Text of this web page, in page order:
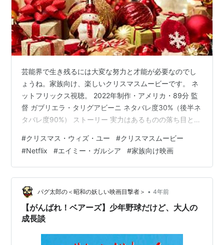
芸能界で生き残るには大変な努力と才能が必要なのでし
ょうね。家族向け、楽しいクリスマスムービーです。 ネ
ットフリックス視聴。 2022年制作・アメリカ・89分 監
督 ガブリエラ・タリグアビーニ ネタバレ度30%（後半ネ
タバレ度90%） ストーリー 実力はあるものの落ち目と言
ー・ガルシア）。 クリスマスのイベントのため、新曲を
作る必要があるけれど・・良い曲が浮かんでこない。 こ
んな感じ、楽しい家族向けのクリスマス映画です。 悪人
も登場せず、最後まで明るく子供と一緒に歌ったり踊っ
たり。 ラストはお約束のハッピーエンド！ もっと知りた
い方 ↓ ↓ ↓ 8…
#クリスマス・ウィズ・ユー #クリスマスムービー
#Netflix #エイミー・ガルシア #家族向け映画
パグ太郎の＜昭和の妖しい映画目撃者＞ • 4年前
【がんばれ！ベアーズ】少年野球だけど、大人の
成長談